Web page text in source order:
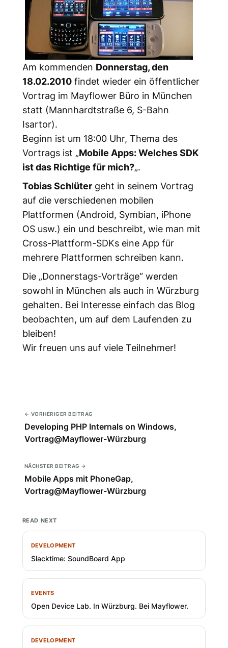
Am kommenden Donnerstag, den
18.02.2010findet wieder ein öffentlicher
Vortrag im Mayflower Büro in München
statt (Mannhardtstraße 6, S-Bahn
Isartor).
Beginn ist um 18:00 Uhr, Thema des
Vortrags ist „Mobile Apps: Welches SDK
ist das Richtige für mich?„.
Tobias Schlütergeht in seinem Vortrag
auf die verschiedenen mobilen
Plattformen (Android, Symbian, iPhone
OS usw.) ein und beschreibt, wie man mit
Cross-Plattform-SDKs eine App für
mehrere Plattformen schreiben kann.
Die „Donnerstags-Vorträge“ werden
sowohl in München als auch in Würzburg
gehalten. Bei Interesse einfach das Blog
beobachten, um auf dem Laufenden zu
bleiben!
Wir freuen uns auf viele Teilnehmer!
← VORHERIGER BEITRAG
Developing PHP Internals on Windows,
Vortrag@Mayflower-Würzburg
NÄCHSTER BEITRAG →
Mobile Apps mit PhoneGap,
Vortrag@Mayflower-Würzburg
READ NEXT
DEVELOPMENT
Slacktime: SoundBoard App
EVENTS
Open Device Lab. In Würzburg. Bei Mayflower.
DEVELOPMENT